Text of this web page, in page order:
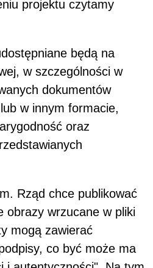
projektu czytamy
będą na
w szczególności w
dokumentów
w innym formacie,
oraz
Rząd chce publikować
obrazy wrzucane w pliki
mogą zawierać
co być może ma